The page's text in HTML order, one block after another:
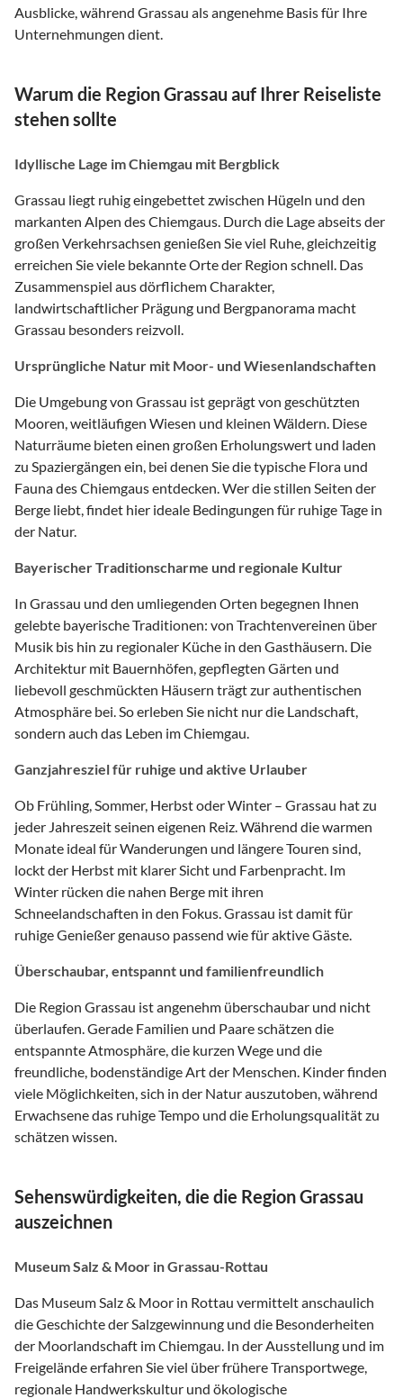
Ausblicke, während Grassau als angenehme Basis für Ihre
Unternehmungen dient.
Warum die Region Grassau auf Ihrer Reiseliste
stehen sollte
Idyllische Lage im Chiemgau mit Bergblick
Grassau liegt ruhig eingebettet zwischen Hügeln und den
markanten Alpen des Chiemgaus. Durch die Lage abseits der
großen Verkehrsachsen genießen Sie viel Ruhe, gleichzeitig
erreichen Sie viele bekannte Orte der Region schnell. Das
Zusammenspiel aus dörflichem Charakter,
landwirtschaftlicher Prägung und Bergpanorama macht
Grassau besonders reizvoll.
Ursprüngliche Natur mit Moor- und Wiesenlandschaften
Die Umgebung von Grassau ist geprägt von geschützten
Mooren, weitläufigen Wiesen und kleinen Wäldern. Diese
Naturräume bieten einen großen Erholungswert und laden
zu Spaziergängen ein, bei denen Sie die typische Flora und
Fauna des Chiemgaus entdecken. Wer die stillen Seiten der
Berge liebt, findet hier ideale Bedingungen für ruhige Tage in
der Natur.
Bayerischer Traditionscharme und regionale Kultur
In Grassau und den umliegenden Orten begegnen Ihnen
gelebte bayerische Traditionen: von Trachtenvereinen über
Musik bis hin zu regionaler Küche in den Gasthäusern. Die
Architektur mit Bauernhöfen, gepflegten Gärten und
liebevoll geschmückten Häusern trägt zur authentischen
Atmosphäre bei. So erleben Sie nicht nur die Landschaft,
sondern auch das Leben im Chiemgau.
Ganzjahresziel für ruhige und aktive Urlauber
Ob Frühling, Sommer, Herbst oder Winter – Grassau hat zu
jeder Jahreszeit seinen eigenen Reiz. Während die warmen
Monate ideal für Wanderungen und längere Touren sind,
lockt der Herbst mit klarer Sicht und Farbenpracht. Im
Winter rücken die nahen Berge mit ihren
Schneelandschaften in den Fokus. Grassau ist damit für
ruhige Genießer genauso passend wie für aktive Gäste.
Überschaubar, entspannt und familienfreundlich
Die Region Grassau ist angenehm überschaubar und nicht
überlaufen. Gerade Familien und Paare schätzen die
entspannte Atmosphäre, die kurzen Wege und die
freundliche, bodenständige Art der Menschen. Kinder finden
viele Möglichkeiten, sich in der Natur auszutoben, während
Erwachsene das ruhige Tempo und die Erholungsqualität zu
schätzen wissen.
Sehenswürdigkeiten, die die Region Grassau
auszeichnen
Museum Salz & Moor in Grassau-Rottau
Das Museum Salz & Moor in Rottau vermittelt anschaulich
die Geschichte der Salzgewinnung und die Besonderheiten
der Moorlandschaft im Chiemgau. In der Ausstellung und im
Freigelände erfahren Sie viel über frühere Transportwege,
regionale Handwerkskultur und ökologische